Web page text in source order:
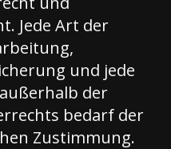
Jede Art der
und jede
der
bedarf der
Zustimmung.